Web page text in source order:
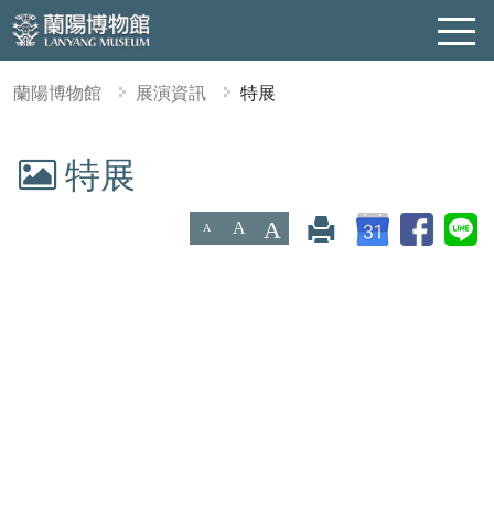
蘭陽博物館 展演資訊 特展
特展
A A A